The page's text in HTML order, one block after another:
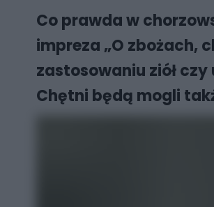
Co prawda w
impreza „O zbożach,
zastosowaniu ziół
Chętni będą mogli